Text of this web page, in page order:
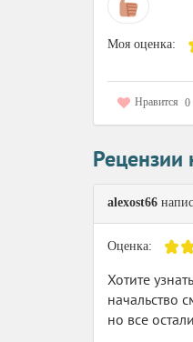
Моя оценка:
Нравится 0
Рецензии
alexost66
Оценка:
Хотите
начальство
но все